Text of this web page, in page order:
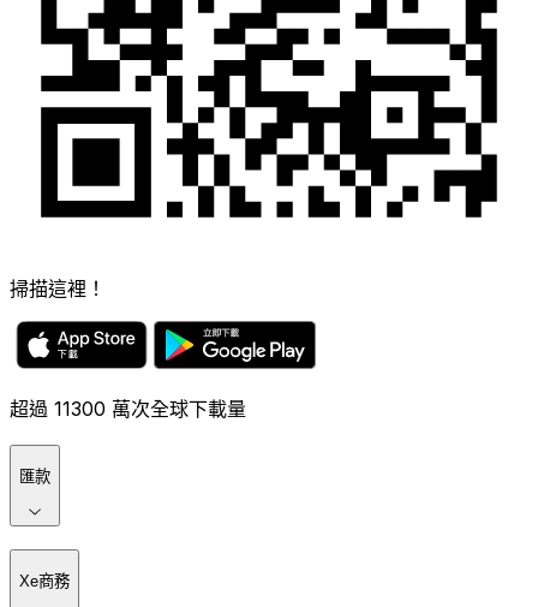
掃描這裡！
超過 11300 萬次全球下載量
匯款
Xe商務